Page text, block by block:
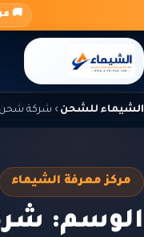
المحتوى
🚚
الشيماء للشحن › شركة شحن
مركز معرفة الشيماء
الوسم: